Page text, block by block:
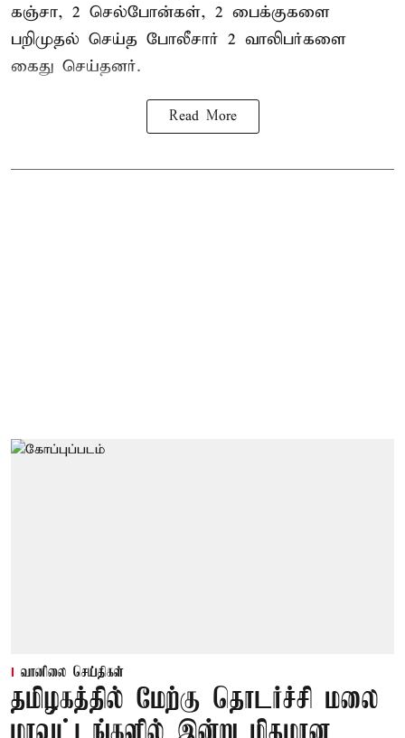
கஞ்சா, 2 செல்போன்கள், 2 பைக்குகளை
பறிமுதல் செய்த போலீசார் 2 வாலிபர்களை
கைது செய்தனர்.
Read More
வானிலை செய்திகள்
தமிழகத்தில் மேற்கு தொடர்ச்சி மலை